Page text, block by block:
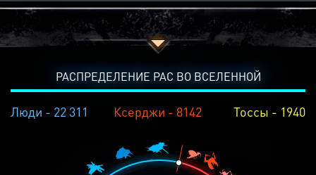
РАСПРЕДЕЛЕНИЕ РАС ВО ВСЕЛЕННОЙ
Люди - 22 311 Ксерджи - 8142 Тоссы - 1940